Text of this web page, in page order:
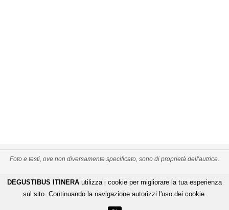
Foto e testi, ove non diversamente specificato, sono di proprietà dell'autrice.
PRIVACY POLICY-CREDITS -MAPPA DEL SITO
De Gustibus Itinera - Copyright © All Rights Reserved
DEGUSTIBUS ITINERA utilizza i cookie per migliorare la tua esperienza
sul sito. Continuando la navigazione autorizzi l'uso dei cookie.